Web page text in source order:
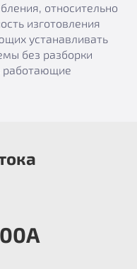
относительно
изготовления
устанавливать
без разборки
работающие